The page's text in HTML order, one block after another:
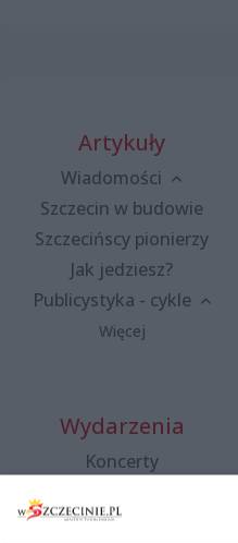
Artykuły
Wiadomości
Szczecin w budowie
Szczecińscy pionierzy
Jak jedziesz?
Publicystyka - cykle
Więcej
Wydarzenia
Koncerty
Spacery i oprowadzania